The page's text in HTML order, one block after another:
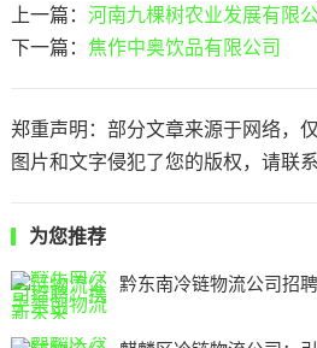
上一篇： 河南九棵树农业发展有限
下一篇： 焦作中奥饮品有限公司
郑重声明：部分文章来源于网络，
图片和文字侵犯了您的版权，请联
为您推荐
黔东南冷链物流公司招